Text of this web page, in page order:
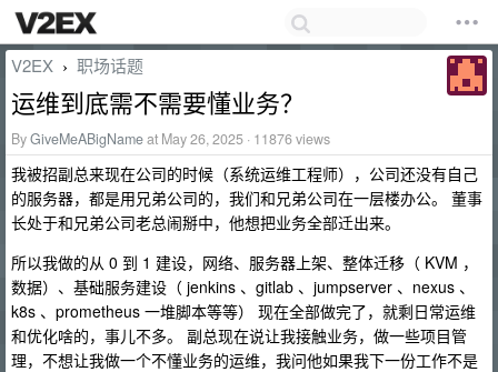
V2EX › 职场话题
运维到底需不需要懂业务？
ByGiveMeABigNameat May 26, 2025 · 11876 views
我被招副总来现在公司的时候（系统运维工程师），公司还没有自己
的服务器，都是用兄弟公司的，我们和兄弟公司在一层楼办公。 董事
长处于和兄弟公司老总闹掰中，他想把业务全部迁出来。
所以我做的从 0 到 1 建设，网络、服务器上架、整体迁移（ KVM ，
数据）、基础服务建设（ jenkins 、gitlab 、jumpserver 、nexus 、
k8s 、prometheus 一堆脚本等等） 现在全部做完了，就剩日常运维
和优化啥的，事儿不多。 副总现在说让我接触业务，做一些项目管
理，不想让我做一个不懂业务的运维，我问他如果我下一份工作不是